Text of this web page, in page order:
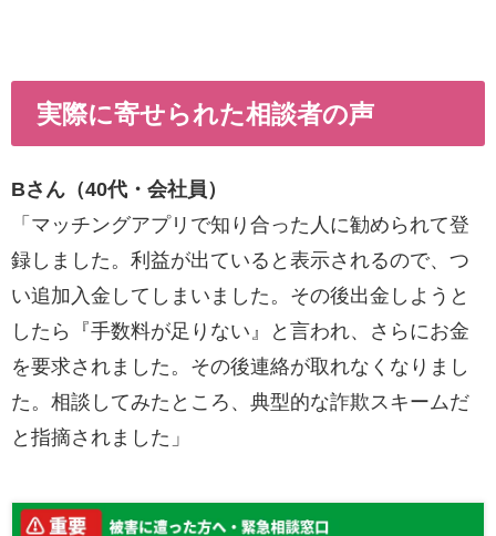
実際に寄せられた相談者の声
Bさん（40代・会社員）
「マッチングアプリで知り合った人に勧められて登
録しました。利益が出ていると表示されるので、つ
い追加入金してしまいました。その後出金しようと
したら『手数料が足りない』と言われ、さらにお金
を要求されました。その後連絡が取れなくなりまし
た。相談してみたところ、典型的な詐欺スキームだ
と指摘されました」